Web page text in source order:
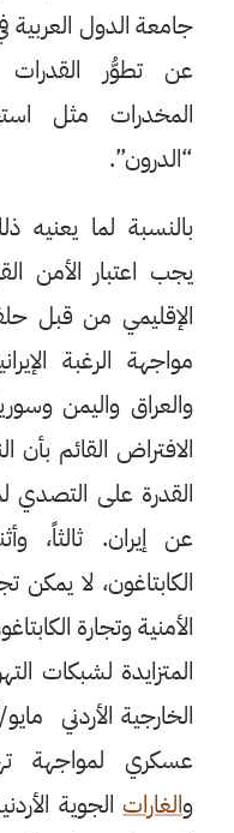
جامعة الدول العربية
عن تطوُّر القدرات
المخدرات مثل
“الدرون”.
بالنسبة لما يعنيه
يجب اعتبار الأمن
الإقليمي من قبل
مواجهة الرغبة
والعراق واليمن
الافتراض القائم بأن
القدرة على التصدي
عن إيران. ثالثاً،
الكابتاغون، لا يمكن
الأمنية وتجارة
المتزايدة لشبكات
الخارجية الأردني
عسكري لمواجهة
والغاراتالجوية